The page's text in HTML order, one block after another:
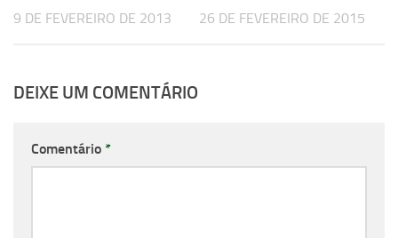
9 DE FEVEREIRO DE 2013 26 DE FEVEREIRO DE 2015
DEIXE UM COMENTÁRIO
Comentário *